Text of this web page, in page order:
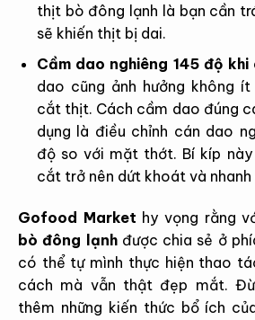
thịt bò đông lạnh là bạn cần
sẽ khiến thịt bị dai.
Cầm dao nghiêng 145 độ khi
dao cũng ảnh hưởng không
cắt thịt. Cách cầm dao đúng
dụng là điều chỉnh cán dao
độ so với mặt thớt. Bí kíp
cắt trở nên dứt khoát và nhanh
Gofood Market hy vọng rằng
bò đông lạnhđược chia sẻ ở
có thể tự mình thực hiện thao
cách mà vẫn thật đẹp mắt.
thêm những kiến thức bổ ích